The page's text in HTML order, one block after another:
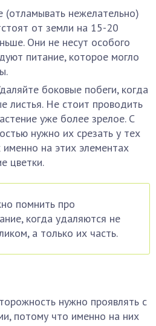
(отламывать нежелательно)
от земли на 15-20
Они не несут особого
питание, которое могло
боковые побеги, когда
листья. Не стоит проводить
уже более зрелое. С
нужно их срезать у тех
именно на этих элементах
цветки.
помнить про
когда удаляются не
а только их часть.
нужно проявлять с
потому что именно на них